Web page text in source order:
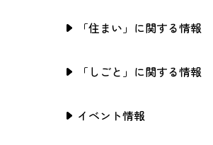
「住まい」に関する情報
「しごと」に関する情報
イベント情報